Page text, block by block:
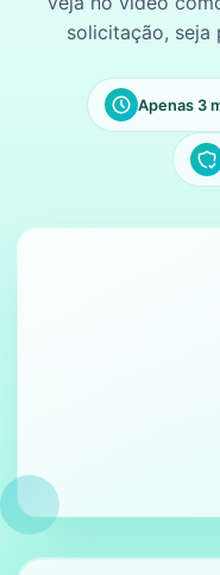
solicitação, seja
Apenas 3